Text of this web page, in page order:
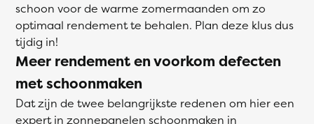
schoon voor de warme zomermaanden om zo
optimaal rendement te behalen. Plan deze klus dus
tijdig in!
Meer rendement en voorkom defecten
met schoonmaken
Dat zijn de twee belangrijkste redenen om hier een
expert in zonnepanelen schoonmaken in